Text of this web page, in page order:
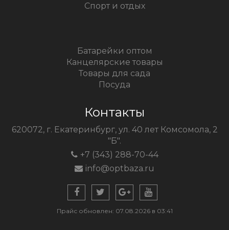
Спорт и отдых
Батарейки оптом
Канцелярские товары
Товары для сада
Посуда
Контакты
620072, г. Екатеринбург, ул. 40 лет Комсомола, 2
"Б".
+7 (343) 288-70-44
info@optbaza.ru
Прайс обновлен: 07.08.2026 в 03:41